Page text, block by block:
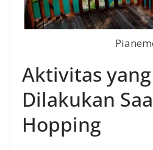
Aktivitas
Dilakukan
Hopping